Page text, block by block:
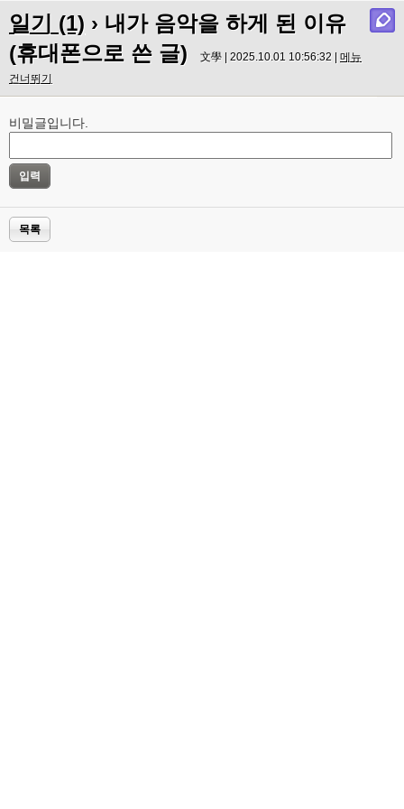
일기 (1) › 내가 음악을 하게 된 이유
(휴대폰으로 쓴 글)
文學 | 2025.10.01 10:56:32 | 메뉴
건너뛰기
비밀글입니다.
목록